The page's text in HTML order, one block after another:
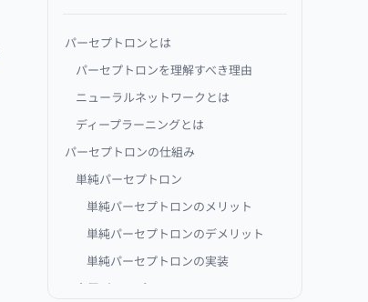
パーセプトロンとは
パーセプトロンを理解すべき理由
ニューラルネットワークとは
ディープラーニングとは
パーセプトロンの仕組み
単純パーセプトロン
単純パーセプトロンのメリット
単純パーセプトロンのデメリット
単純パーセプトロンの実装
多層パーセプトロン